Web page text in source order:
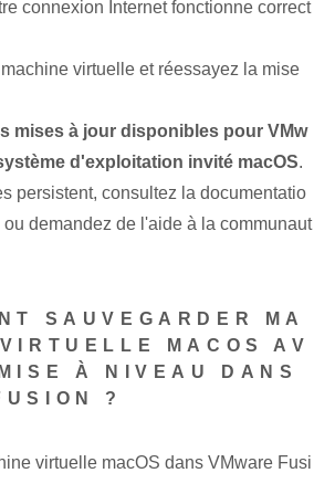
connexion Internet fonctionne correct
virtuelle et réessayez la mise
mises à jour disponibles pour VMw
d'exploitation invité macOS.
persistent, consultez la documentatio
demandez de l'aide à la communaut
SAUVEGARDER MA
MACOS AV
À NIVEAU DANS
?
virtuelle macOS dans VMware Fusi